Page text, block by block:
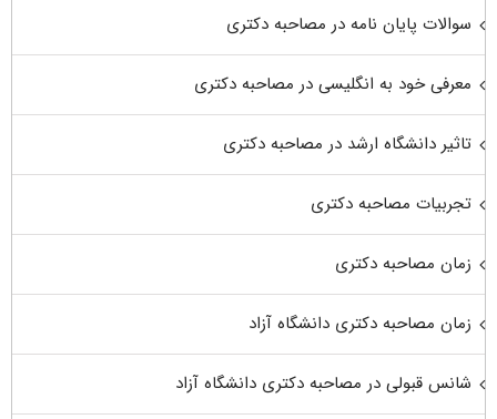
سوالات پایان نامه در مصاحبه دکتری
معرفی خود به انگلیسی در مصاحبه دکتری
تاثیر دانشگاه ارشد در مصاحبه دکتری
تجربیات مصاحبه دکتری
زمان مصاحبه دکتری
زمان مصاحبه دکتری دانشگاه آزاد
شانس قبولی در مصاحبه دکتری دانشگاه آزاد